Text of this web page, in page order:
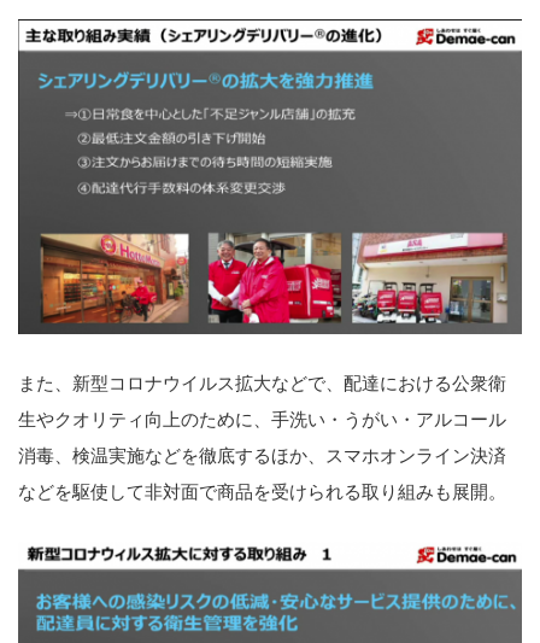
また、新型コロナウイルス拡大などで、配達における公衆衛
生やクオリティ向上のために、手洗い・うがい・アルコール
消毒、検温実施などを徹底するほか、スマホオンライン決済
などを駆使して非対面で商品を受けられる取り組みも展開。